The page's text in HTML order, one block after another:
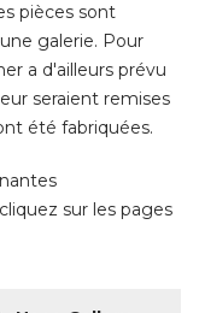
pièces sont
galerie. Pour
a d'ailleurs prévu
seraient remises
été fabriquées.
sur les pages